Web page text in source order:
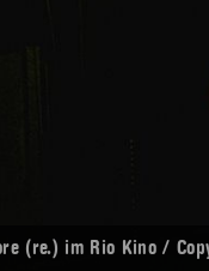
(re.) im Rio Kino /